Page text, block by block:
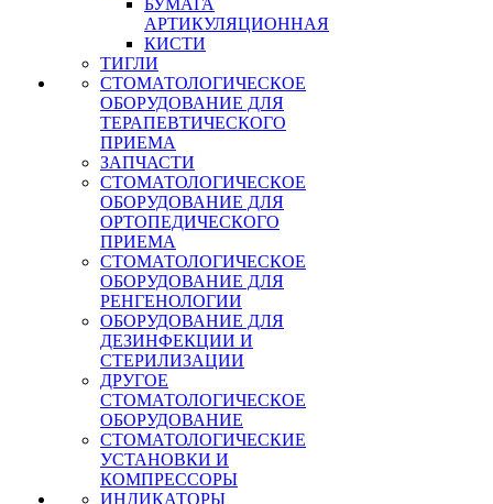
БУМАГА
АРТИКУЛЯЦИОННАЯ
КИСТИ
ТИГЛИ
СТОМАТОЛОГИЧЕСКОЕ
ОБОРУДОВАНИЕ ДЛЯ
ТЕРАПЕВТИЧЕСКОГО
ПРИЕМА
ЗАПЧАСТИ
СТОМАТОЛОГИЧЕСКОЕ
ОБОРУДОВАНИЕ ДЛЯ
ОРТОПЕДИЧЕСКОГО
ПРИЕМА
СТОМАТОЛОГИЧЕСКОЕ
ОБОРУДОВАНИЕ ДЛЯ
РЕНГЕНОЛОГИИ
ОБОРУДОВАНИЕ ДЛЯ
ДЕЗИНФЕКЦИИ И
СТЕРИЛИЗАЦИИ
ДРУГОЕ
СТОМАТОЛОГИЧЕСКОЕ
ОБОРУДОВАНИЕ
СТОМАТОЛОГИЧЕСКИЕ
УСТАНОВКИ И
КОМПРЕССОРЫ
ИНДИКАТОРЫ